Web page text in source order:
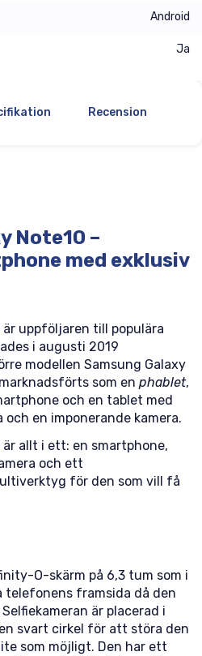
Android
Ja
Recension
Note10 –
med exklusiv
är uppföljaren till populära
i augusti 2019
modellen Samsung Galaxy
som en phablet,
och en tablet med
en imponerande kamera.
är allt i ett: en smartphone,
och ett
för den som vill få
O-skärm på 6,3 tum som i
telefonens framsida då den
är placerad i
svart cirkel för att störa den
som möjligt. Den har ett